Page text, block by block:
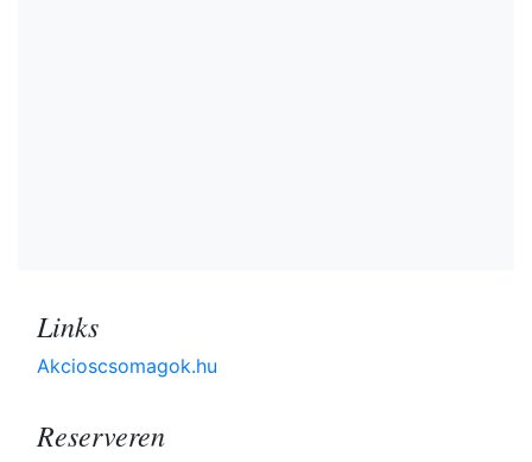
Links
Akcioscsomagok.hu
Reserveren